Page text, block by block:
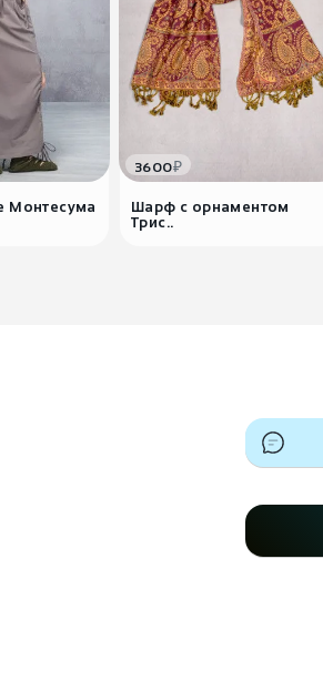
Монтесума
3600₽
Шарф с орнаментом
Трис..